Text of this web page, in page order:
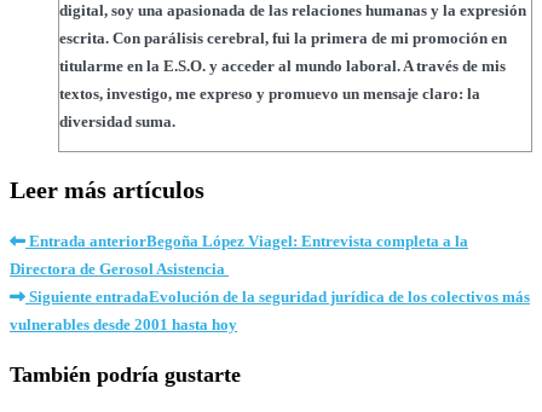
digital, soy una apasionada de las relaciones humanas y la expresión
escrita. Con parálisis cerebral, fui la primera de mi promoción en
titularme en la E.S.O. y acceder al mundo laboral. A través de mis
textos, investigo, me expreso y promuevo un mensaje claro: la
diversidad suma.
Leer más artículos
Entrada anteriorBegoña López Viagel: Entrevista completa a la
Directora de Gerosol Asistencia
Siguiente entradaEvolución de la seguridad jurídica de los colectivos más
vulnerables desde 2001 hasta hoy
También podría gustarte